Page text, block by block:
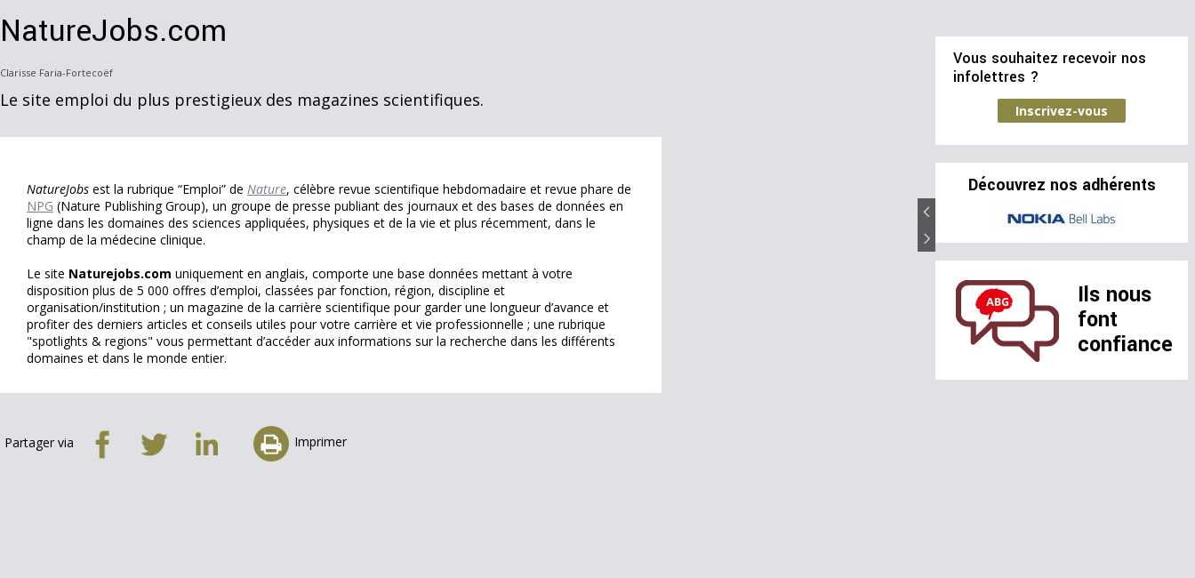
NatureJobs.com
Clarisse Faria-Fortecoëf
Le site emploi du plus prestigieux des magazines scientifiques.
NatureJobs est la rubrique “Emploi” de Nature, célèbre revue scientifique hebdomadaire et revue phare de
NPG (Nature Publishing Group), un groupe de presse publiant des journaux et des bases de données en
ligne dans les domaines des sciences appliquées, physiques et de la vie et plus récemment, dans le
champ de la médecine clinique.
Le site Naturejobs.com uniquement en anglais, comporte une base données mettant à votre
disposition plus de 5 000 offres d’emploi, classées par fonction, région, discipline et
organisation/institution ; un magazine de la carrière scientifique pour garder une longueur d’avance et
profiter des derniers articles et conseils utiles pour votre carrière et vie professionnelle ; une rubrique
"spotlights & regions" vous permettant d’accéder aux informations sur la recherche dans les différents
domaines et dans le monde entier.
Partager via Imprimer
Vous souhaitez recevoir nos
infolettres ?
Inscrivez-vous
Découvrez nos adhérents
Ils nous
font
confiance